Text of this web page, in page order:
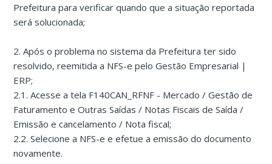
Prefeitura para verificar quando que a situação reportada
será solucionada;
2. Após o problema no sistema da Prefeitura ter sido
resolvido, reemitida a NFS-e pelo Gestão Empresarial |
ERP;
2.1. Acesse a tela F140CAN_RFNF - Mercado / Gestão de
Faturamento e Outras Saídas / Notas Fiscais de Saída /
Emissão e cancelamento / Nota fiscal;
2.2. Selecione a NFS-e e efetue a emissão do documento
novamente.